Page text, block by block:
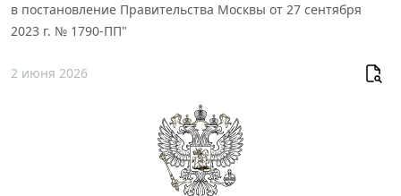
в постановление Правительства Москвы от 27 сентября
2023 г. № 1790-ПП"
2 июня 2026